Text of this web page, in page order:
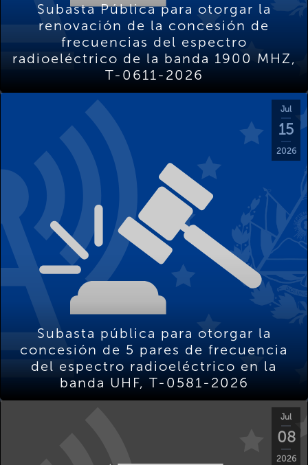
Subasta Pública para otorgar la
renovación de la concesión de
frecuencias del espectro
radioeléctrico de la banda 1900 MHZ,
T-0611-2026
Jul
15
2026
Subasta pública para otorgar la
concesión de 5 pares de frecuencia
del espectro radioeléctrico en la
banda UHF, T-0581-2026
Jul
08
2026